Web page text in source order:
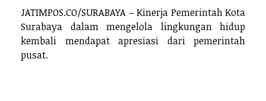
JATIMPOS.CO/SURABAYA – Kinerja Pemerintah Kota
Surabaya dalam mengelola lingkungan hidup
kembali mendapat apresiasi dari pemerintah
pusat.